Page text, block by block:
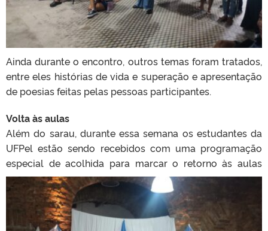
Ainda durante o encontro, outros temas foram tratados,
entre eles histórias de vida e superação e apresentação
de poesias feitas pelas pessoas participantes.
Volta às aulas
Além do sarau, durante essa semana os estudantes da
UFPel estão sendo recebidos com uma programação
especial de acolhida para marcar o retorno às aulas